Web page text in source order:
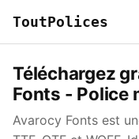
ToutPolices
Téléchargez
Fonts - Police
Avarocy Fonts est